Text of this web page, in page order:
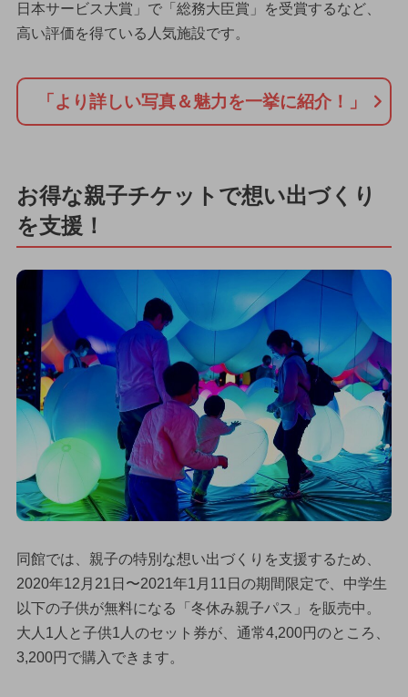
日本サービス大賞」で「総務大臣賞」を受賞するなど、
高い評価を得ている人気施設です。
「より詳しい写真＆魅力を一挙に紹介！」
お得な親子チケットで想い出づくり
を支援！
同館では、親子の特別な想い出づくりを支援するため、
2020年12月21日〜2021年1月11日の期間限定で、中学生
以下の子供が無料になる「冬休み親子パス」を販売中。
大人1人と子供1人のセット券が、通常4,200円のところ、
3,200円で購入できます。